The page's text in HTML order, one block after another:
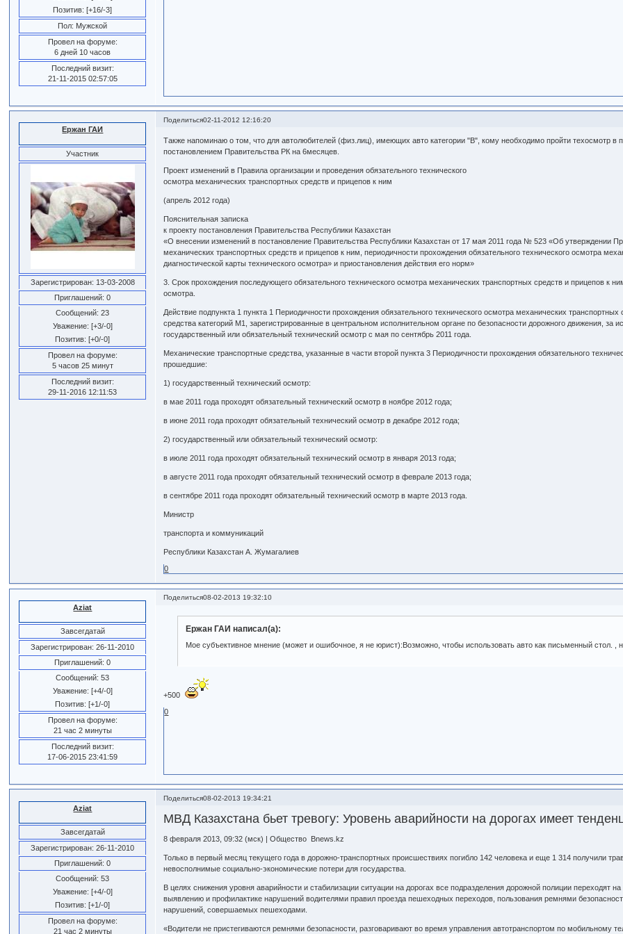
Позитив: [+16/-3]
Пол: Мужской
Провел на форуме:
6 дней 10 часов
Последний визит:
21-11-2015 02:57:05
Поделиться02-11-2012 12:16:20
Ержан ГАИ
Участник
Зарегистрирован: 13-03-2008
Приглашений: 0
Сообщений: 23
Уважение: [+3/-0]
Позитив: [+0/-0]
Провел на форуме:
5 часов 25 минут
Последний визит:
29-11-2016 12:11:53
Также напоминаю о том, что для автолюбителей (физ.лиц), имеющих авто категории "В", кому необходимо пройти техосмотр
постановлением Правительства РК на 6месяцев.
Проект изменений в Правила организации и проведения обязательного технического
осмотра механических транспортных средств и прицепов к ним
(апрель 2012 года)
Пояснительная записка
к проекту постановления Правительства Республики Казахстан
«О внесении изменений в постановление Правительства Республики Казахстан от 17 мая 2011 года № 523 «Об утверждении
механических транспортных средств и прицепов к ним, периодичности прохождения обязательного технического осмотра
диагностической карты технического осмотра» и приостановления действия его норм»
3. Срок прохождения последующего обязательного технического осмотра механических транспортных средств и прицепов к
осмотра.
Действие подпункта 1 пункта 1 Периодичности прохождения обязательного технического осмотра механических
средства категорий М1, зарегистрированные в центральном исполнительном органе по безопасности дорожного движения,
государственный или обязательный технический осмотр с мая по сентябрь 2011 года.
Механические транспортные средства, указанные в части второй пункта 3 Периодичности прохождения обязательного
прошедшие:
1) государственный технический осмотр:
в мае 2011 года проходят обязательный технический осмотр в ноябре 2012 года;
в июне 2011 года проходят обязательный технический осмотр в декабре 2012 года;
2) государственный или обязательный технический осмотр:
в июле 2011 года проходят обязательный технический осмотр в января 2013 года;
в августе 2011 года проходят обязательный технический осмотр в феврале 2013 года;
в сентябре 2011 года проходят обязательный технический осмотр в марте 2013 года.
Министр
транспорта и коммуникаций
Республики Казахстан А. Жумагалиев
0
Поделиться08-02-2013 19:32:10
Aziat
Завсегдатай
Зарегистрирован: 26-11-2010
Приглашений: 0
Сообщений: 53
Уважение: [+4/-0]
Позитив: [+1/-0]
Провел на форуме:
21 час 2 минуты
Последний визит:
17-06-2015 23:41:59
Ержан ГАИ написал(а):
Мое субъективное мнение (может и ошибочное, я не юрист):Возможно, чтобы использовать авто как письменный стол. ,
+500
0
Поделиться08-02-2013 19:34:21
Aziat
Завсегдатай
Зарегистрирован: 26-11-2010
Приглашений: 0
Сообщений: 53
Уважение: [+4/-0]
Позитив: [+1/-0]
Провел на форуме:
21 час 2 минуты
МВД Казахстана бьет тревогу: Уровень аварийности на дорогах имеет
8 февраля 2013, 09:32 (мск) | Общество Bnews.kz
Только в первый месяц текущего года в дорожно-транспортных происшествиях погибло 142 человека и еще 1 314 получили
невосполнимые социально-экономические потери для государства.
В целях снижения уровня аварийности и стабилизации ситуации на дорогах все подразделения дорожной полиции
выявлению и профилактике нарушений водителями правил проезда пешеходных переходов, пользования ремнями
нарушений, совершаемых пешеходами.
«Водители не пристегиваются ремнями безопасности, разговаривают во время управления автотранспортом по мобильному